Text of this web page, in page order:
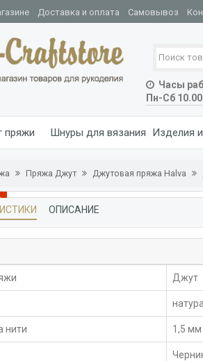
Доставка и оплата Самовывоз
Часы
Пн-Сб
пряжи Шнуры для вязания Изделия
Пряжа Джут Джутовая пряжа Halva
ОПИСАНИЕ
Джут
нити 1,5 мм